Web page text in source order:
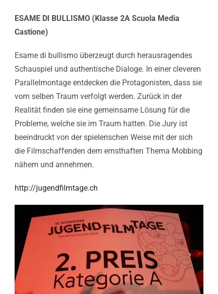
ESAME DI BULLISMO (Klasse 2A Scuola Media
Castione)
Esame di bullismo überzeugt durch herausragendes
Schauspiel und authentische Dialoge. In einer cleveren
Parallelmontage entdecken die Protagonisten, dass sie
vom selben Traum verfolgt werden. Zurück in der
Realität finden sie eine gemeinsame Lösung für die
Probleme, welche sie im Traum hatten. Die Jury ist
beeindruckt von der spielerischen Weise mit der sich
die Filmschaffenden dem ernsthaften Thema Mobbing
nähern und annehmen.
http://jugendfilmtage.ch